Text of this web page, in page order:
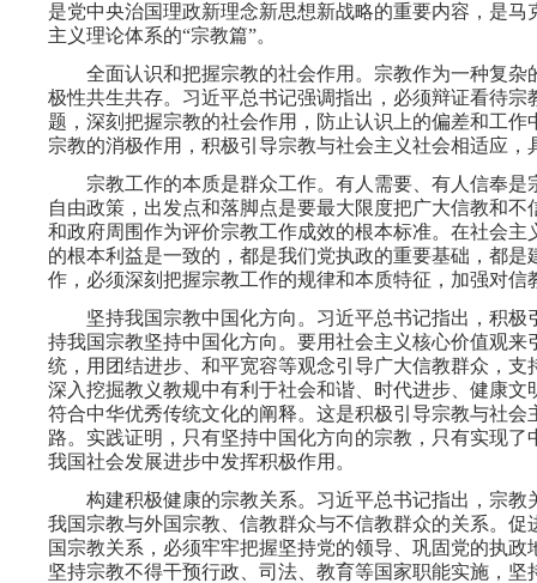
是党中央治国理政新理念新思想新战略的重要内容，是
主义理论体系的“宗教篇”。
全面认识和把握宗教的社会作用。宗教作为一种复杂
极性共生共存。习近平总书记强调指出，必须辩证看待
题，深刻把握宗教的社会作用，防止认识上的偏差和工
宗教的消极作用，积极引导宗教与社会主义社会相适应，
宗教工作的本质是群众工作。有人需要、有人信奉是
自由政策，出发点和落脚点是要最大限度把广大信教和
和政府周围作为评价宗教工作成效的根本标准。在社会
的根本利益是一致的，都是我们党执政的重要基础，都
作，必须深刻把握宗教工作的规律和本质特征，加强对信
坚持我国宗教中国化方向。习近平总书记指出，积极
持我国宗教坚持中国化方向。要用社会主义核心价值观
统，用团结进步、和平宽容等观念引导广大信教群众，
深入挖掘教义教规中有利于社会和谐、时代进步、健康
符合中华优秀传统文化的阐释。这是积极引导宗教与社
路。实践证明，只有坚持中国化方向的宗教，只有实现
我国社会发展进步中发挥积极作用。
构建积极健康的宗教关系。习近平总书记指出，宗教
我国宗教与外国宗教、信教群众与不信教群众的关系。
国宗教关系，必须牢牢把握坚持党的领导、巩固党的执
坚持宗教不得干预行政、司法、教育等国家职能实施，